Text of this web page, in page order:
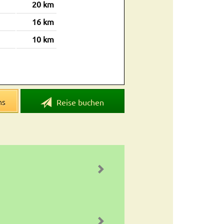
20 km
16 km
10 km
Reise buchen